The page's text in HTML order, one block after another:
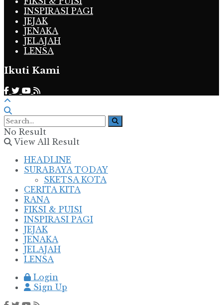
INSPIRASI PAGI
JEJAK
JENAKA
JELAJAH
LENSA
Ikuti Kami
No Result
View All Result
HEADLINE
SURABAYA TODAY
SKETSA KOTA
CERITA KITA
RANA
FIKSI & PUISI
INSPIRASI PAGI
JEJAK
JENAKA
JELAJAH
LENSA
Login
Sign Up